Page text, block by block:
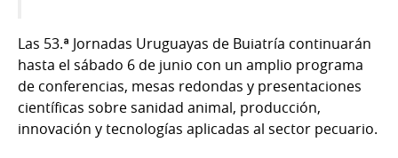
Las 53.ª Jornadas Uruguayas de Buiatría continuarán
hasta el sábado 6 de junio con un amplio programa
de conferencias, mesas redondas y presentaciones
científicas sobre sanidad animal, producción,
innovación y tecnologías aplicadas al sector pecuario.